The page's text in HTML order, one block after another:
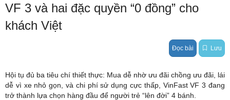
VF 3 và hai đặc quyền “0 đồng” cho
khách Việt
Đọc bài Lưu
Hội tụ đủ ba tiêu chí thiết thực: Mua dễ nhờ ưu đãi chồng ưu đãi, lái
dễ vì xe nhỏ gọn, và chi phí sử dụng cực thấp, VinFast VF 3 đang
trở thành lựa chọn hàng đầu để người trẻ “lên đời” 4 bánh.